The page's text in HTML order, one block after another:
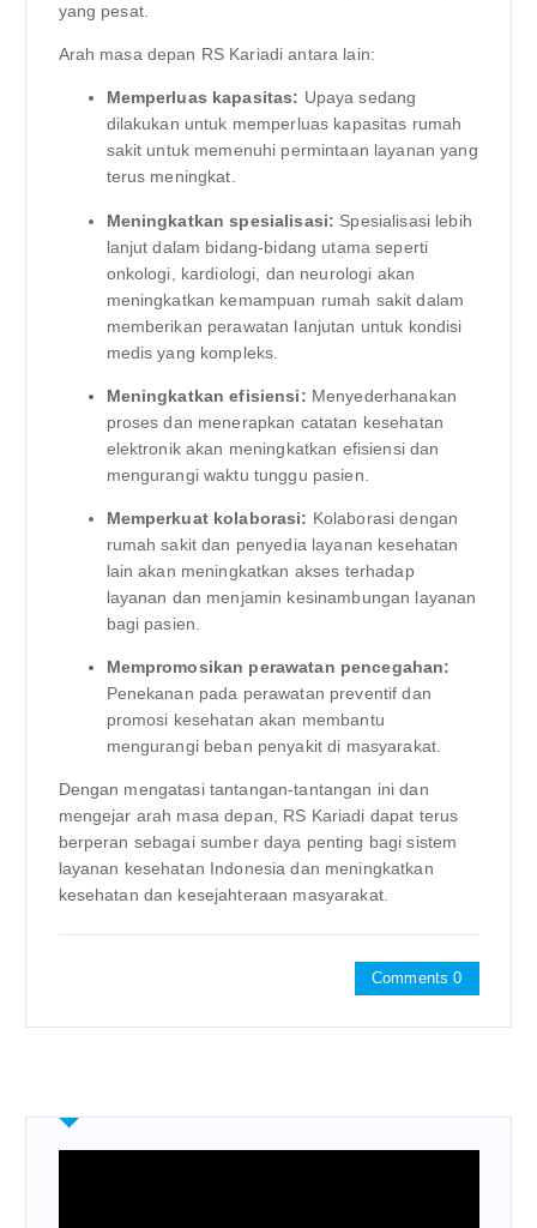
yang pesat.
Arah masa depan RS Kariadi antara lain:
Memperluas kapasitas: Upaya sedang
dilakukan untuk memperluas kapasitas rumah
sakit untuk memenuhi permintaan layanan yang
terus meningkat.
Meningkatkan spesialisasi: Spesialisasi lebih
lanjut dalam bidang-bidang utama seperti
onkologi, kardiologi, dan neurologi akan
meningkatkan kemampuan rumah sakit dalam
memberikan perawatan lanjutan untuk kondisi
medis yang kompleks.
Meningkatkan efisiensi: Menyederhanakan
proses dan menerapkan catatan kesehatan
elektronik akan meningkatkan efisiensi dan
mengurangi waktu tunggu pasien.
Memperkuat kolaborasi: Kolaborasi dengan
rumah sakit dan penyedia layanan kesehatan
lain akan meningkatkan akses terhadap
layanan dan menjamin kesinambungan layanan
bagi pasien.
Mempromosikan perawatan pencegahan:
Penekanan pada perawatan preventif dan
promosi kesehatan akan membantu
mengurangi beban penyakit di masyarakat.
Dengan mengatasi tantangan-tantangan ini dan
mengejar arah masa depan, RS Kariadi dapat terus
berperan sebagai sumber daya penting bagi sistem
layanan kesehatan Indonesia dan meningkatkan
kesehatan dan kesejahteraan masyarakat.
Comments 0